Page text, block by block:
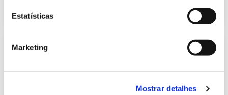
Estatísticas
Marketing
Mostrar detalhes
informação sobre Eletricidade